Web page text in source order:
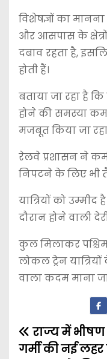
विशेषज्ञों का
और आसपास के
दबाव रहता है,
होती हैं।
बताया जा रहा है
होने की समस्या
मजबूत किया जा रहा
रेलवे प्रशासन ने
निपटने के लिए भी
यात्रियों को
दौरान होने वाली
कुल मिलाकर
लोकल ट्रेन
वाला कदम माना जा
राज्य में भीषण
गर्मी की नई